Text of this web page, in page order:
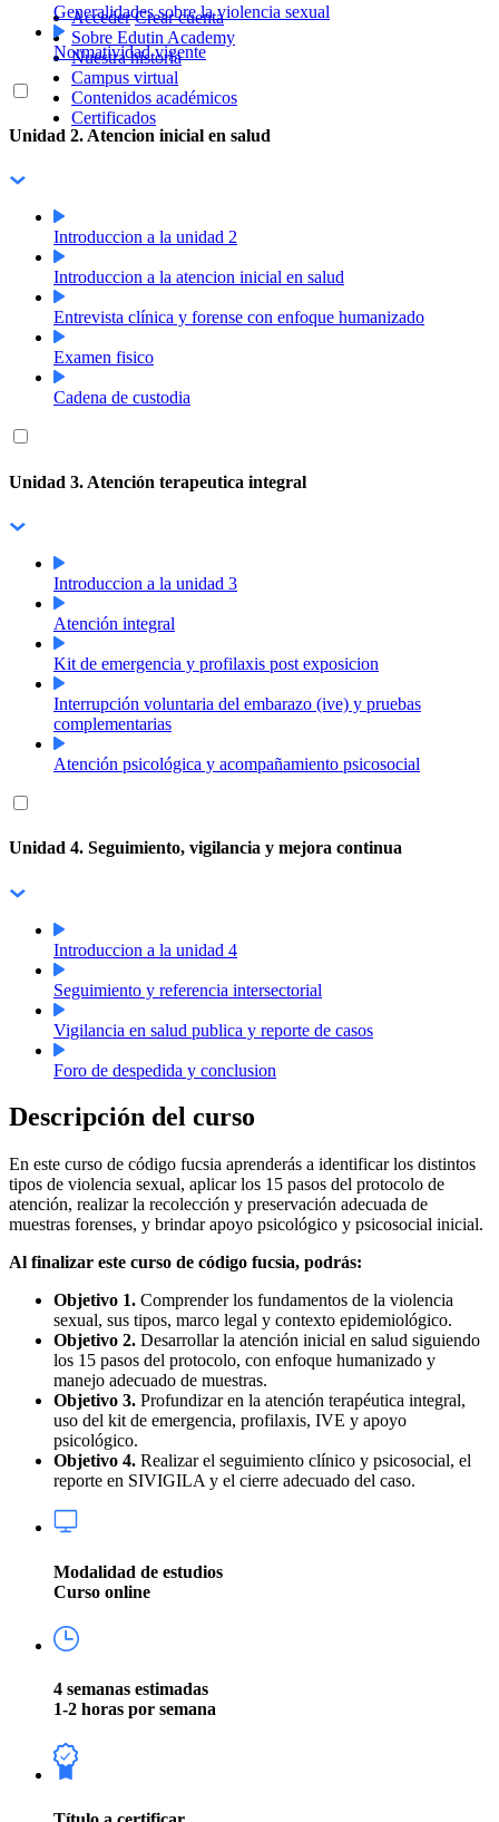
Acceder Crear cuenta
Sobre Edutin Academy
Nuestra historia
Campus virtual
Contenidos académicos
Certificados
Generalidades sobre la violencia sexual
Normatividad vigente
Unidad 2. Atencion inicial en salud
Introduccion a la unidad 2
Introduccion a la atencion inicial en salud
Entrevista clínica y forense con enfoque humanizado
Examen fisico
Cadena de custodia
Unidad 3. Atención terapeutica integral
Introduccion a la unidad 3
Atención integral
Kit de emergencia y profilaxis post exposicion
Interrupción voluntaria del embarazo (ive) y pruebas
complementarias
Atención psicológica y acompañamiento psicosocial
Unidad 4. Seguimiento, vigilancia y mejora continua
Introduccion a la unidad 4
Seguimiento y referencia intersectorial
Vigilancia en salud publica y reporte de casos
Foro de despedida y conclusion
Descripción del curso
En este curso de código fucsia aprenderás a identificar los distintos
tipos de violencia sexual, aplicar los 15 pasos del protocolo de
atención, realizar la recolección y preservación adecuada de
muestras forenses, y brindar apoyo psicológico y psicosocial inicial.
Al finalizar este curso de código fucsia, podrás:
Objetivo 1. Comprender los fundamentos de la violencia
sexual, sus tipos, marco legal y contexto epidemiológico.
Objetivo 2. Desarrollar la atención inicial en salud siguiendo
los 15 pasos del protocolo, con enfoque humanizado y
manejo adecuado de muestras.
Objetivo 3. Profundizar en la atención terapéutica integral,
uso del kit de emergencia, profilaxis, IVE y apoyo
psicológico.
Objetivo 4. Realizar el seguimiento clínico y psicosocial, el
reporte en SIVIGILA y el cierre adecuado del caso.
Modalidad de estudios
Curso online
4 semanas estimadas
1-2 horas por semana